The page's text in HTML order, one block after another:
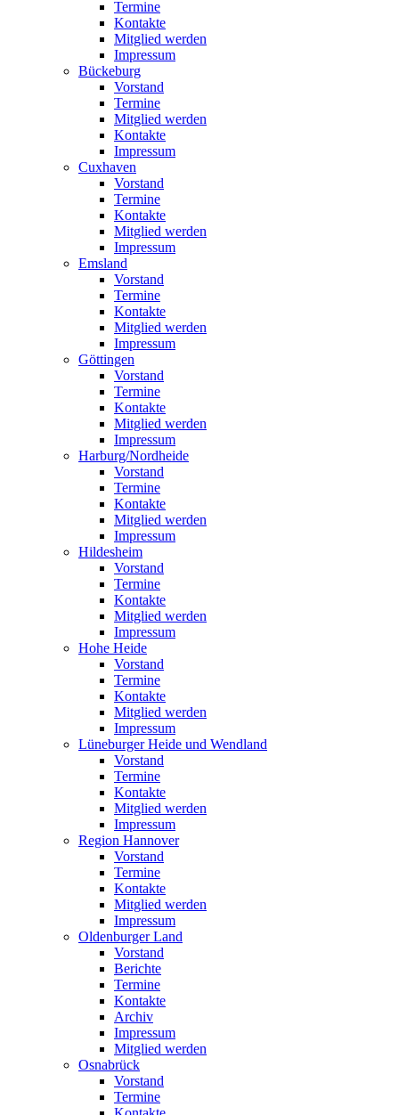
Termine
Kontakte
Mitglied werden
Impressum
Bückeburg
Vorstand
Termine
Mitglied werden
Kontakte
Impressum
Cuxhaven
Vorstand
Termine
Kontakte
Mitglied werden
Impressum
Emsland
Vorstand
Termine
Kontakte
Mitglied werden
Impressum
Göttingen
Vorstand
Termine
Kontakte
Mitglied werden
Impressum
Harburg/Nordheide
Vorstand
Termine
Kontakte
Mitglied werden
Impressum
Hildesheim
Vorstand
Termine
Kontakte
Mitglied werden
Impressum
Hohe Heide
Vorstand
Termine
Kontakte
Mitglied werden
Impressum
Lüneburger Heide und Wendland
Vorstand
Termine
Kontakte
Mitglied werden
Impressum
Region Hannover
Vorstand
Termine
Kontakte
Mitglied werden
Impressum
Oldenburger Land
Vorstand
Berichte
Termine
Kontakte
Archiv
Impressum
Mitglied werden
Osnabrück
Vorstand
Termine